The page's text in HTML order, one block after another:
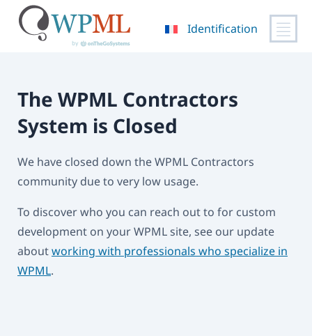
contenu
Identification
The WPML Contractors
System is Closed
We have closed down the WPML Contractors
community due to very low usage.
To discover who you can reach out to for custom
development on your WPML site, see our update
aboutworking with professionals who specialize in
WPML.